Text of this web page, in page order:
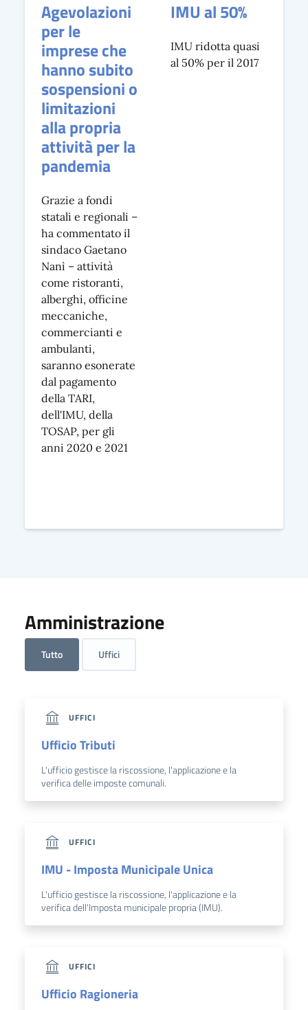
Agevolazioni
per le
imprese che
hanno subito
sospensioni o
limitazioni
alla propria
attività per la
pandemia
Grazie a fondi
statali e regionali –
ha commentato il
sindaco Gaetano
Nanì – attività
come ristoranti,
alberghi, officine
meccaniche,
commercianti e
ambulanti,
saranno esonerate
dal pagamento
della TARI,
dell'IMU, della
TOSAP, per gli
anni 2020 e 2021
IMU al 50%
IMU ridotta quasi
al 50% per il 2017
Amministrazione
Tutto Uffici
UFFICI
Ufficio Tributi
L'ufficio gestisce la riscossione, l'applicazione e la
verifica delle imposte comunali.
UFFICI
IMU - Imposta Municipale Unica
L'ufficio gestisce la riscossione, l'applicazione e la
verifica dell'Imposta municipale propria (IMU).
UFFICI
Ufficio Ragioneria